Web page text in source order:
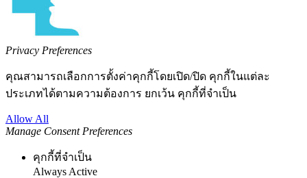
Privacy Preferences
คุณสามารถเลือกการตั้งค่าคุกกี้โดยเปิด/ปิด คุกกี้ในแต่ละ
ประเภทได้ตามความต้องการ ยกเว้น คุกกี้ที่จำเป็น
Allow All
Manage Consent Preferences
คุกกี้ที่จำเป็น
Always Active